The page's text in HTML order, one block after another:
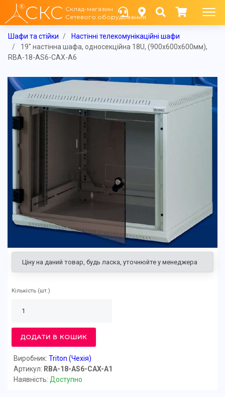
СКС Склад-магазин
Сетевого оборудования
Шафи та стійки
Настінні телекомунікаційні шафи
19" настінна шафа, односекційна 18U, (900x600x600мм),
RBA-18-AS6-CAX-A6
Ціну на даний товар, будь ласка, уточнюйте у менеджера
Кількість (шт.)
ДОДАТИ В КОШИК
Виробник: Triton (Чехія)
Артикул: RBA-18-AS6-CAX-A1
Наявність: Доступно